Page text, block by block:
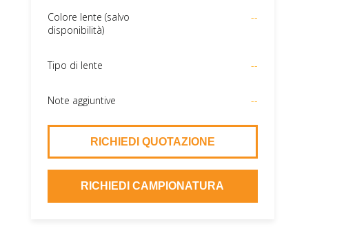
Colore lente (salvo
disponibilità)
--
Tipo di lente --
Note aggiuntive --
RICHIEDI QUOTAZIONE
RICHIEDI CAMPIONATURA